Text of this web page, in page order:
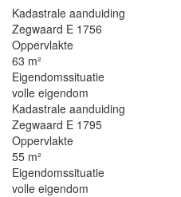
Kadastrale aanduiding
Zegwaard E 1756
Oppervlakte
63 m²
Eigendomssituatie
volle eigendom
Kadastrale aanduiding
Zegwaard E 1795
Oppervlakte
55 m²
Eigendomssituatie
volle eigendom